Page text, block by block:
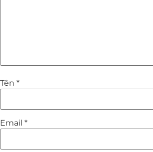
Tên *
Email *